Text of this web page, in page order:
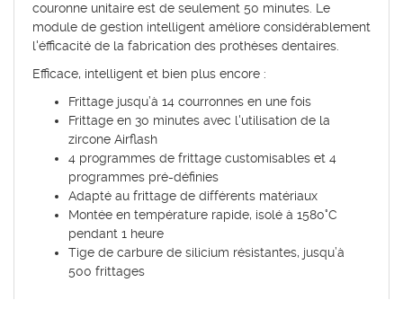
couronne unitaire est de seulement 50 minutes. Le
module de gestion intelligent améliore considérablement
l'éfficacité de la fabrication des prothèses dentaires.
Efficace, intelligent et bien plus encore :
Frittage jusqu’à 14 courronnes en une fois
Frittage en 30 minutes avec l'utilisation de la
zircone Airflash
4 programmes de frittage customisables et 4
programmes pré-définies
Adapté au frittage de différents matériaux
Montée en température rapide, isolé à 1580°C
pendant 1 heure
Tige de carbure de silicium résistantes, jusqu’à
500 frittages